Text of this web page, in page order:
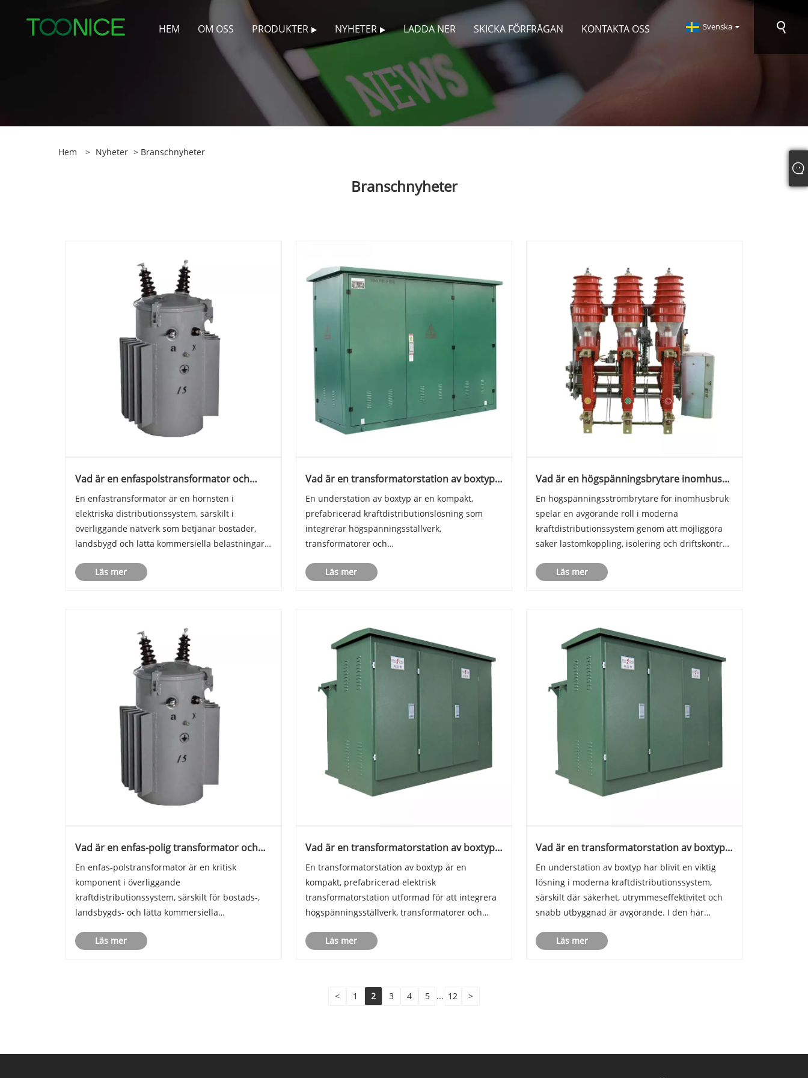
HEM OM OSS PRODUKTER NYHETER LADDA NER SKICKA FÖRFRÅGAN KONTAKTA OSS Svenska
Hem > Nyheter > Branschnyheter
Branschnyheter
Vad är en enfaspolstransformator och
kraftdistribution
En enfastransformator är en hörnsten i
elektriska distributionssystem, särskilt i
överliggande nätverk som betjänar bostäder,
landsbygd och lätta kommersiella belastningar.
direkt på elstolpar, minskar effektivt
Läs mer
Vad är en transformatorstation av boxtyp
kraftdistribution
En understation av boxtyp är en kompakt,
prefabricerad kraftdistributionslösning som
integrerar högspänningsställverk,
transformatorer och
sluten enhet. Används i stor utsträckning i
Läs mer
Vad är en högspänningsbrytare inomhus
kraftdistributionssystem
En högspänningsströmbrytare för inomhusbruk
spelar en avgörande roll i moderna
kraftdistributionssystem genom att möjliggöra
säker lastomkoppling, isolering och driftskontroll
djupgående guiden förklarar hur
Läs mer
Vad är en enfas-polig transformator och
En enfas-polstransformator är en kritisk
komponent i överliggande
kraftdistributionssystem, särskilt för bostads-,
landsbygds- och lätta kommersiella
omfattande förklaring av vad en enfas-
Läs mer
Vad är en transformatorstation av boxtyp
kraftdistribution
En transformatorstation av boxtyp är en
kompakt, prefabricerad elektrisk
transformatorstation utformad för att integrera
högspänningsställverk, transformatorer och
sluten enhet. Används i stor utsträckning i
Läs mer
Vad är en transformatorstation av boxtyp
modern kraftdistribution
En understation av boxtyp har blivit en viktig
lösning i moderna kraftdistributionssystem,
särskilt där säkerhet, utrymmeseffektivitet och
snabb utbyggnad är avgörande. I den här
en understation av boxtyp är, hur den fungerar,
Läs mer
< 1 2 3 4 5 ... 12 >